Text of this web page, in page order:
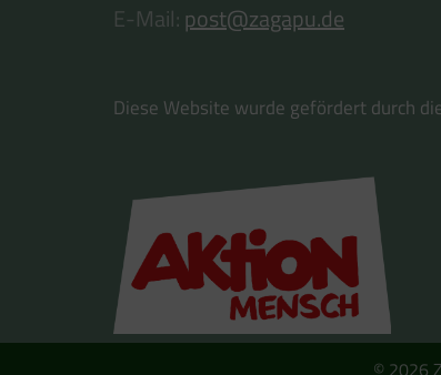
E-Mail:post@zagapu.de
Diese Website wurde gefördert durch
© 2026